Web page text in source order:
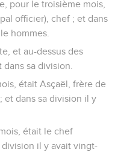
pour le troisième mois,
officier), chef ; et dans
hommes.
et au-dessus des
sa division.
était Asçaël, frère de
et dans sa division il y
était le chef
division il y avait vingt-